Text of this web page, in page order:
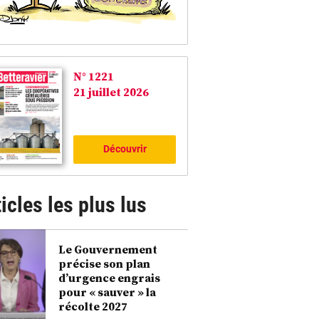
a créé au Champ de l’Arche (Saint-Josse-sur-Mer) un nouveau site de
(210 vaches laitières, 200 veaux et génisses). ©François Lecocq
N° 1221
21 juillet 2026
Découvrir
les plus lus
Le Gouvernement
précise son plan
d’urgence engrais
pour « sauver » la
récolte 2027